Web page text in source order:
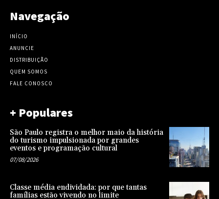
Navegação
INÍCIO
ANUNCIE
DISTRIBUIÇÃO
QUEM SOMOS
FALE CONOSCO
+ Populares
São Paulo registra o melhor maio da história
do turismo impulsionada por grandes
eventos e programação cultural
07/08/2026
Classe média endividada: por que tantas
famílias estão vivendo no limite